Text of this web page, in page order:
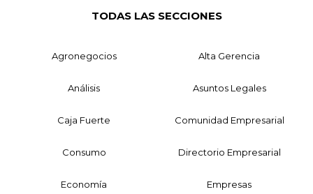
TODAS LAS SECCIONES
Agronegocios Alta Gerencia
Análisis Asuntos Legales
Caja Fuerte Comunidad Empresarial
Consumo Directorio Empresarial
Economía Empresas